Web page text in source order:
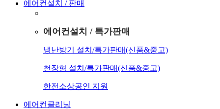
에어컨설치 / 판매
에어컨설치 / 특가판매
냉난방기 설치/특가판매(신품&중고)
천장형 설치/특가판매(신품&중고)
한전소상공인 지원
에어컨클리닝